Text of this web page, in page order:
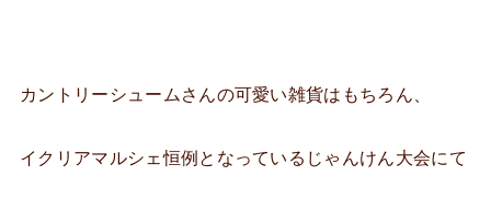
カントリーシュームさんの可愛い雑貨はもちろん、
イクリアマルシェ恒例となっているじゃんけん大会にて